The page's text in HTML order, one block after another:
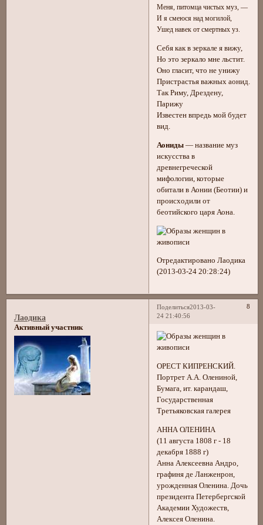
Меня, питомца чистых муз, —
И я смеюся над могилой,
Ушед навек от смертных уз.
Себя как в зеркале я вижу,
Но это зеркало мне льстит.
Оно гласит, что не унижу
Пристрастья важных аонид.
Так Риму, Дрездену,
Парижу
Известен впредь мой будет
вид.
Аониды— название муз
искусства в
древнегреческой
мифологии, которые
обитали в Аонии (Беотии) и
происходили от
беотийского царя Аона.
Отредактировано Лаодика
(2013-03-24 20:28:24)
Поделиться 8
2013-03-
24 21:40:56
Лаодика
Активный участник
ОРЕСТ КИПРЕНСКИЙ.
Портрет А.А. Олениной,
Бумага, ит. карандаш,
Государственная
Третьяковская галерея
АННА ОЛЕНИНА
(11 августа 1808 г - 18
декабря 1888 г)
Анна Алексеевна Андро,
графиня де Ланженрон,
урожденная Оленина. Дочь
президента Петербергской
Академии Художеств,
Алексея Оленина.